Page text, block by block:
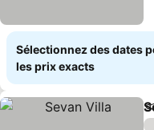
Sélectionnez des dates
les prix exacts